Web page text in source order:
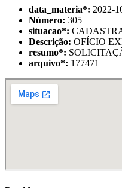
data_materia*: 2022-
Número: 305
situacao*:
Descrição: OFÍCIO
resumo*:
arquivo*: 177471